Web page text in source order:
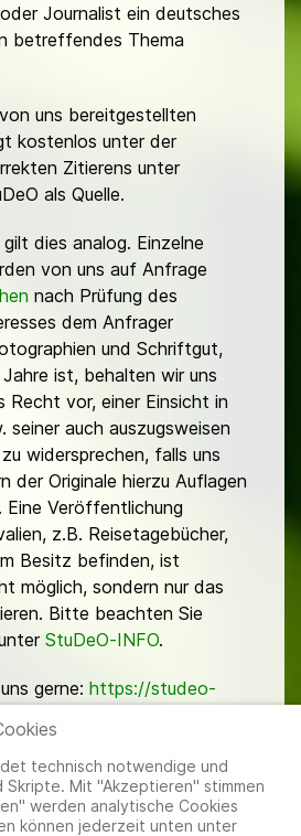
Journalist ein deutsches
betreffendes Thema
uns bereitgestellten
kostenlos unter der
Zitierens unter
als Quelle.
dies analog. Einzelne
von uns auf Anfrage
nach Prüfung des
dem Anfrager
und Schriftgut,
ist, behalten wir uns
Recht vor, einer Einsicht in
seiner auch auszugsweisen
widersprechen, falls uns
der Originale hierzu Auflagen
Eine Veröffentlichung
z.B. Reisetagebücher,
Besitz befinden, ist
möglich, sondern nur das
Bitte beachten Sie
StuDeO-INFO.
gerne: https://studeo-
technisch notwendige und
Skripte. Mit "Akzeptieren" stimmen
werden analytische Cookies
können jederzeit unten unter